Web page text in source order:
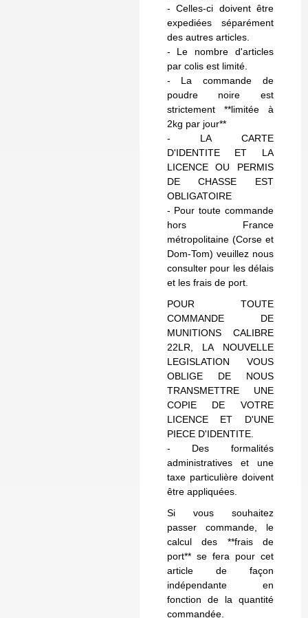
- Celles-ci doivent être
expediées séparément
des autres articles.
- Le nombre d'articles
par colis est limité.
- La commande de
poudre noire est
strictement **limitée à
2kg par jour**
- LA CARTE
D'IDENTITE ET LA
LICENCE OU PERMIS
DE CHASSE EST
OBLIGATOIRE
- Pour toute commande
hors France
métropolitaine (Corse et
Dom-Tom) veuillez nous
consulter pour les délais
et les frais de port.
POUR TOUTE
COMMANDE DE
MUNITIONS CALIBRE
22LR, LA NOUVELLE
LEGISLATION VOUS
OBLIGE DE NOUS
TRANSMETTRE UNE
COPIE DE VOTRE
LICENCE ET D'UNE
PIECE D'IDENTITE.
- Des formalités
administratives et une
taxe particulière doivent
être appliquées.
Si vous souhaitez
passer commande, le
calcul des **frais de
port** se fera pour cet
article de façon
indépendante en
fonction de la quantité
commandée.